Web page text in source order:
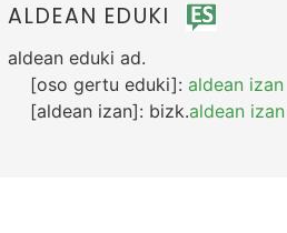
ALDEAN EDUKI
aldean eduki ad.
[oso gertu eduki]: aldean izan
[aldean izan]: bizk.aldean izan